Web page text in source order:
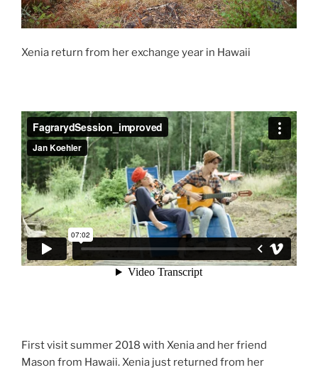
Xenia return from her exchange year in Hawaii
First visit summer 2018 with Xenia and her friend
Mason from Hawaii. Xenia just returned from her